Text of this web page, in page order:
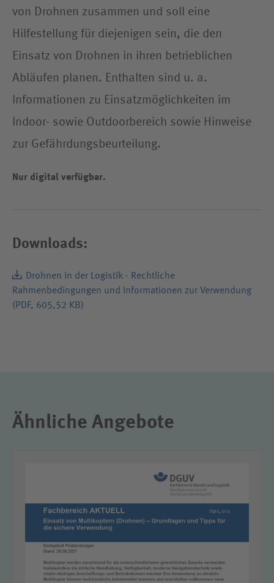
von Drohnen zusammen und soll eine
Hilfestellung für diejenigen sein, die den
Einsatz von Drohnen in ihren betrieblichen
Abläufen planen. Enthalten sind u. a.
Informationen zu Einsatzmöglichkeiten im
Indoor- sowie Outdoorbereich sowie Hinweise
zur Gefährdungsbeurteilung.
Nur digital verfügbar.
Downloads:
Drohnen in der Logistik - Rechtliche
Rahmenbedingungen und Informationen zur Verwendung
(PDF, 605,52 KB)
Ähnliche Angebote